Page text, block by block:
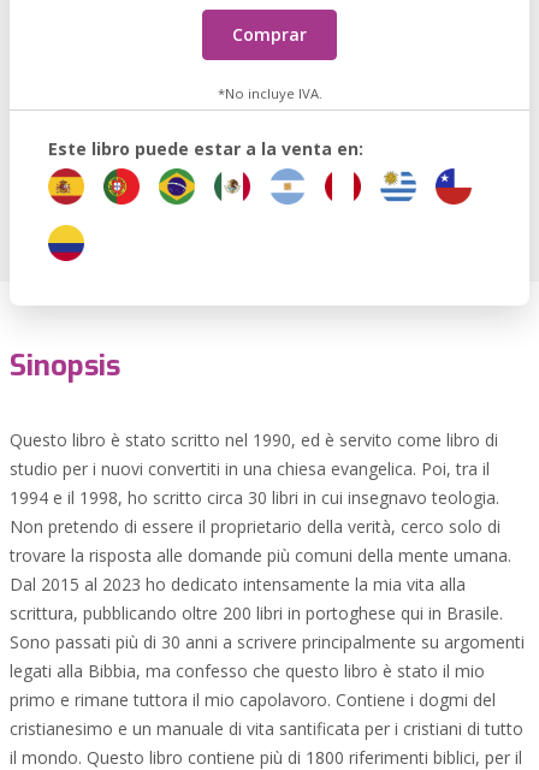
Comprar
*No incluye IVA.
Este libro puede estar a la venta en:
Sinopsis
Questo libro è stato scritto nel 1990, ed è servito come libro di
studio per i nuovi convertiti in una chiesa evangelica. Poi, tra il
1994 e il 1998, ho scritto circa 30 libri in cui insegnavo teologia.
Non pretendo di essere il proprietario della verità, cerco solo di
trovare la risposta alle domande più comuni della mente umana.
Dal 2015 al 2023 ho dedicato intensamente la mia vita alla
scrittura, pubblicando oltre 200 libri in portoghese qui in Brasile.
Sono passati più di 30 anni a scrivere principalmente su argomenti
legati alla Bibbia, ma confesso che questo libro è stato il mio
primo e rimane tuttora il mio capolavoro. Contiene i dogmi del
cristianesimo e un manuale di vita santificata per i cristiani di tutto
il mondo. Questo libro contiene più di 1800 riferimenti biblici, per il